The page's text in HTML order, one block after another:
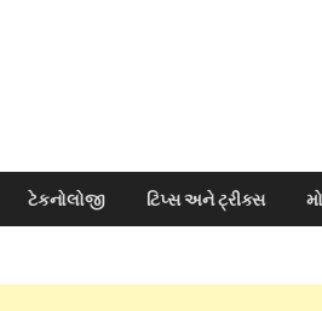
ટેકનોલોજી ટિપ્સ અને ટ્રીક્સ